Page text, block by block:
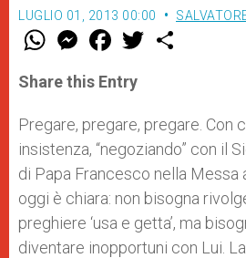
LUGLIO 01, 2013 00:00
W
t
s
p
p
M
e
s
e
g
e
r
F
a
e
b
o
k
w
r
Share this Entry
Pregare, pregare, pregare. Con
insistenza, “negoziando” con il
di Papa Francesco nella Messa
oggi è chiara: non bisogna
preghiere ‘usa e getta’, ma
diventare inopportuni con Lui.